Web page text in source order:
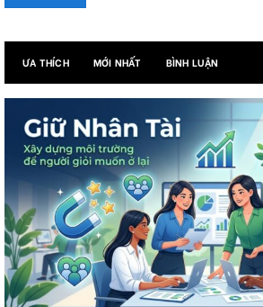
ƯA THÍCH MỚI NHẤT BÌNH LUẬN